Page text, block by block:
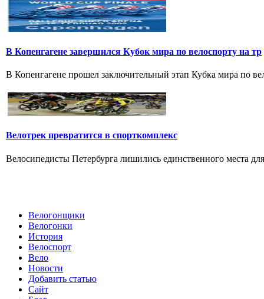
В Копенгагене завершился Кубок мира по велоспорту на тр
В Копенгагене прошел заключительный этап Кубка мира по
Велотрек превратится в спорткомплекс
Велосипедисты Петербурга лишились единственного места
Велогонщики
Велогонки
История
Велоспорт
Вело
Новости
Добавить статью
Сайт